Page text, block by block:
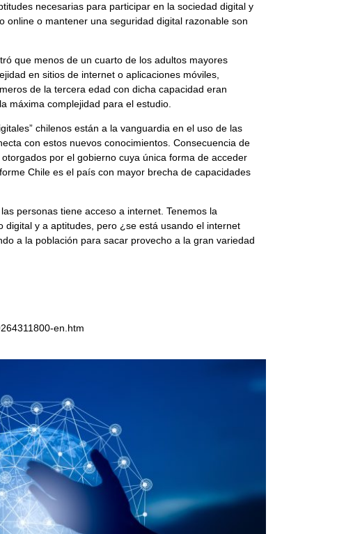
necesarias para participar en la sociedad digital y
online o mantener una seguridad digital razonable son
que menos de un cuarto de los adultos mayores
en sitios de internet o aplicaciones móviles,
de la tercera edad con dicha capacidad eran
máxima complejidad para el estudio.
chilenos están a la vanguardia en el uso de las
con estos nuevos conocimientos. Consecuencia de
por el gobierno cuya única forma de acceder
Chile es el país con mayor brecha de capacidades
personas tiene acceso a internet. Tenemos la
y a aptitudes, pero ¿se está usando el internet
a la población para sacar provecho a la gran variedad
en.htm